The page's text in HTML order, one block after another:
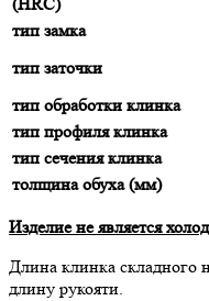
тип замка
тип заточки
тип обработки клинка
тип профиля клинка
тип сечения клинка
толщина обуха (мм)
Изделие не является
Длина клинка складного
длину рукояти.